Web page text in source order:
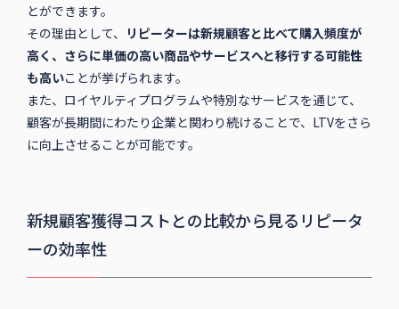
とができます。
その理由として、 リピーターは新規顧客と比べて購入頻度が
高く、さらに単価の高い商品やサービスへと移行する可能性
も高いことが挙げられます。
また、ロイヤルティプログラムや特別なサービスを通じて、
顧客が長期間にわたり企業と関わり続けることで、LTVをさら
に向上させることが可能です。
新規顧客獲得コストとの比較から見るリピータ
ーの効率性